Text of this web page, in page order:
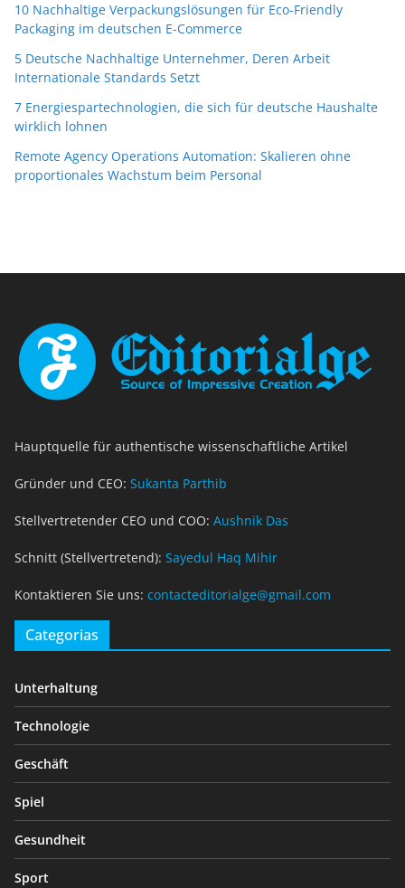
10 Nachhaltige Verpackungslösungen für Eco-Friendly
Packaging im deutschen E-Commerce
5 Deutsche Nachhaltige Unternehmer, Deren Arbeit
Internationale Standards Setzt
7 Energiespartechnologien, die sich für deutsche Haushalte
wirklich lohnen
Remote Agency Operations Automation: Skalieren ohne
proportionales Wachstum beim Personal
Hauptquelle für authentische wissenschaftliche Artikel
Gründer und CEO: Sukanta Parthib
Stellvertretender CEO und COO: Aushnik Das
Schnitt (Stellvertretend): Sayedul Haq Mihir
Kontaktieren Sie uns: contacteditorialge@gmail.com
Categorias
Unterhaltung
Technologie
Geschäft
Spiel
Gesundheit
Sport